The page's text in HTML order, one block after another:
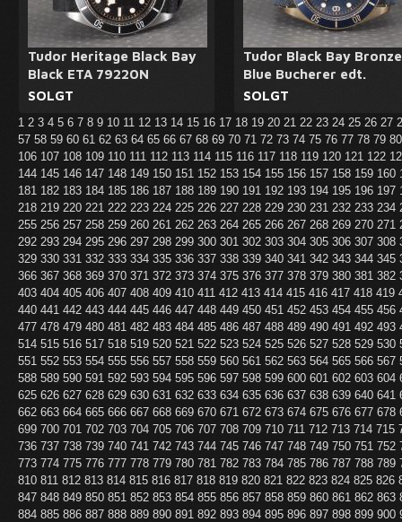
Tudor Heritage Black Bay
Black ETA 79220N
SOLGT
Tudor Black Bay Bronze
Blue Bucherer edt.
SOLGT
1 2 3 4 5 6 7 8 9 10 11 12 13 14 15 16 17 18 19 20 21 22 23 24 25 26 27
57 58 59 60 61 62 63 64 65 66 67 68 69 70 71 72 73 74 75 76 77 78 79
106 107 108 109 110 111 112 113 114 115 116 117 118 119 120 121 122
144 145 146 147 148 149 150 151 152 153 154 155 156 157 158 159 160
181 182 183 184 185 186 187 188 189 190 191 192 193 194 195 196 197
218 219 220 221 222 223 224 225 226 227 228 229 230 231 232 233 234
255 256 257 258 259 260 261 262 263 264 265 266 267 268 269 270 271
292 293 294 295 296 297 298 299 300 301 302 303 304 305 306 307 308
329 330 331 332 333 334 335 336 337 338 339 340 341 342 343 344 345
366 367 368 369 370 371 372 373 374 375 376 377 378 379 380 381 382
403 404 405 406 407 408 409 410 411 412 413 414 415 416 417 418 419
440 441 442 443 444 445 446 447 448 449 450 451 452 453 454 455 456
477 478 479 480 481 482 483 484 485 486 487 488 489 490 491 492 493
514 515 516 517 518 519 520 521 522 523 524 525 526 527 528 529 530
551 552 553 554 555 556 557 558 559 560 561 562 563 564 565 566 567
588 589 590 591 592 593 594 595 596 597 598 599 600 601 602 603 604
625 626 627 628 629 630 631 632 633 634 635 636 637 638 639 640 641
662 663 664 665 666 667 668 669 670 671 672 673 674 675 676 677 678
699 700 701 702 703 704 705 706 707 708 709 710 711 712 713 714 715
736 737 738 739 740 741 742 743 744 745 746 747 748 749 750 751 752
773 774 775 776 777 778 779 780 781 782 783 784 785 786 787 788 789
810 811 812 813 814 815 816 817 818 819 820 821 822 823 824 825 826
847 848 849 850 851 852 853 854 855 856 857 858 859 860 861 862 863
884 885 886 887 888 889 890 891 892 893 894 895 896 897 898 899 900